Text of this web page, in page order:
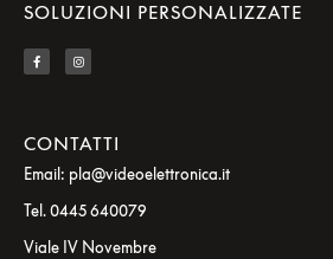
SOLUZIONI PERSONALIZZATE
CONTATTI
Email: pla@videoelettronica.it
Tel. 0445 640079
Viale IV Novembre